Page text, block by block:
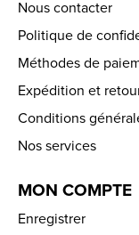
Nous contacter
Politique de
Méthodes de
Expédition et
Conditions
Nos services
MON COMPTE
Enregistrer